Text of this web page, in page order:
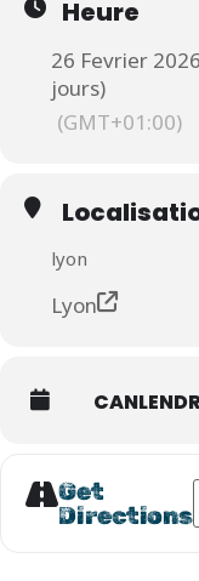
envies
part de vos
vos envies
l’année de
Heure
26 Fevrier
jours)
(GMT+01:00)
lyon
Lyon
Get
Directions